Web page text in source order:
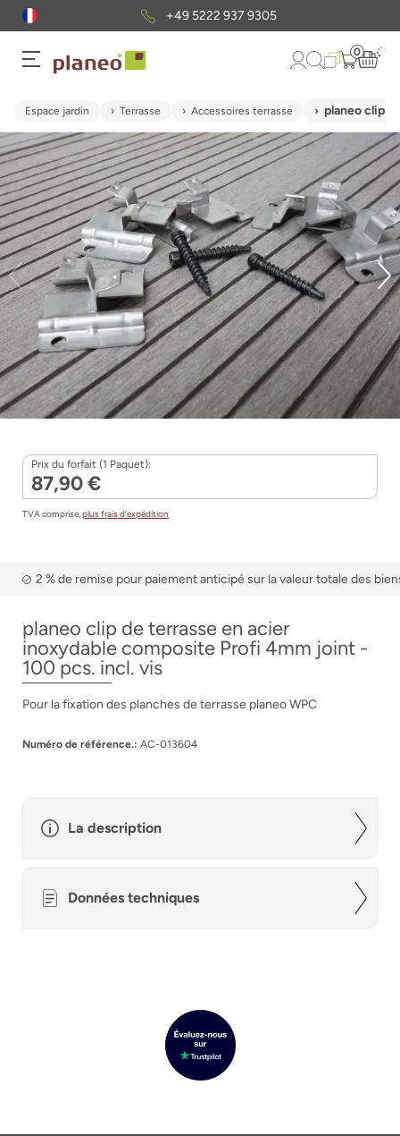
+49 5222 937 9305
0
Espace jardin Terrasse Accessoires terrasse planeo clip
Prix du forfait (1 Paquet):
87,90 €
TVA comprise,plus frais d’expédition
2 % de remise pour paiement anticipé sur la valeur totale des
planeo clip de terrasse en acier
inoxydable composite Profi 4mm joint -
100 pcs. incl. vis
Pour la fixation des planches de terrasse planeo WPC
Numéro de référence.: AC-013604
La description
Données techniques